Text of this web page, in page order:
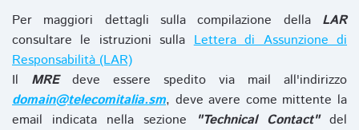
Per maggiori dettagli sulla compilazione della LAR
consultare le istruzioni sullaLettera di Assunzione di
Responsabilità (LAR)
Il MREdeve essere spedito via mail all'indirizzo
domain@telecomitalia.sm, deve avere come mittente la
email indicata nella sezione
"Technical Contact"del